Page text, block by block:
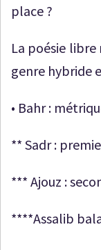
place ?
La poésie libre
genre hybride
• Bahr :
** Sadr :
*** Ajouz :
****Assalib